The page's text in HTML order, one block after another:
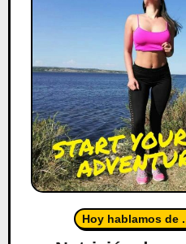
Hoy hablamos de